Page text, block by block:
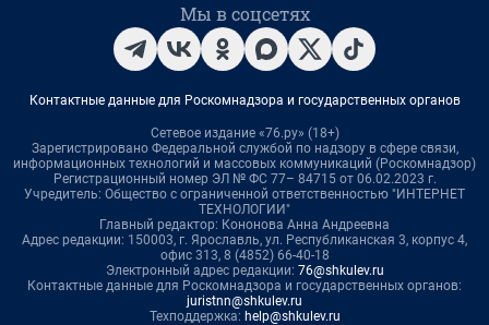
Мы в соцсетях
Контактные данные для Роскомнадзора и государственных органов
Сетевое издание «76.ру» (18+)
Зарегистрировано Федеральной службой по надзору в сфере связи,
информационных технологий и массовых коммуникаций (Роскомнадзор)
Регистрационный номер ЭЛ № ФС 77– 84715 от 06.02.2023 г.
Учредитель: Общество с ограниченной ответственностью "ИНТЕРНЕТ
ТЕХНОЛОГИИ"
Главный редактор: Кононова Анна Андреевна
Адрес редакции: 150003, г. Ярославль, ул. Республиканская 3, корпус 4,
офис 313, 8 (4852) 66-40-18
Электронный адрес редакции: 76@shkulev.ru
Контактные данные для Роскомнадзора и государственных органов:
juristnn@shkulev.ru
Техподдержка: help@shkulev.ru